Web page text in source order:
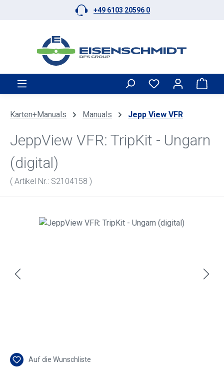
Zum Hauptinhalt springen+49 6103 20596 0
Karten+Manuals Manuals Jepp View VFR
JeppView VFR: TripKit - Ungarn
(digital)
( Artikel Nr.: S2104158 )
Bildergalerie überspringen
Auf die Wunschliste